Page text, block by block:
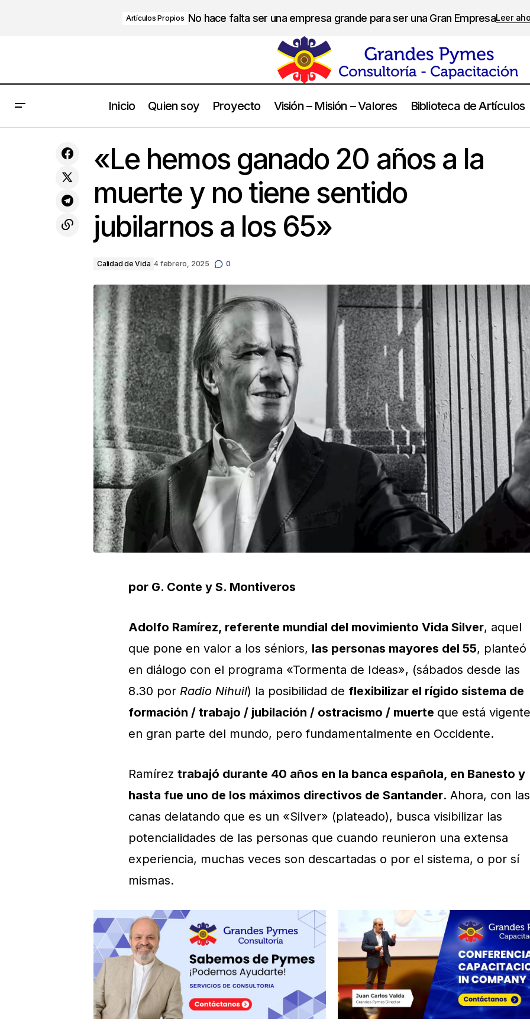
Artículos Propios No hace falta ser una empresa grande para ser una Gran EmpresaLeer
Inicio Quien soy Proyecto Visión – Misión – Valores Biblioteca de Artículos
de datos para crecer?
«Le hemos ganado 20 años a la muerte y no tiene sentido
«Le hemos ganado 20 años a la
muerte y no tiene sentido
jubilarnos a los 65»
Calidad de Vida 4 febrero, 2025 0
por G. Conte y S. Montiveros
Adolfo Ramírez, referente mundial del movimiento Vida Silver, aquel
que pone en valor a los séniors, las personas mayores del 55, planteó
en diálogo con el programa «Tormenta de Ideas», (sábados desde las
8.30 por Radio Nihuil) la posibilidad de flexibilizar el rígido sistema de
formación / trabajo / jubilación / ostracismo / muerte que está vigente
en gran parte del mundo, pero fundamentalmente en Occidente.
Ramírez trabajó durante 40 años en la banca española, en Banesto y
hasta fue uno de los máximos directivos de Santander. Ahora, con las
canas delatando que es un «Silver» (plateado), busca visibilizar las
potencialidades de las personas que cuando reunieron una extensa
experiencia, muchas veces son descartadas o por el sistema, o por sí
mismas.